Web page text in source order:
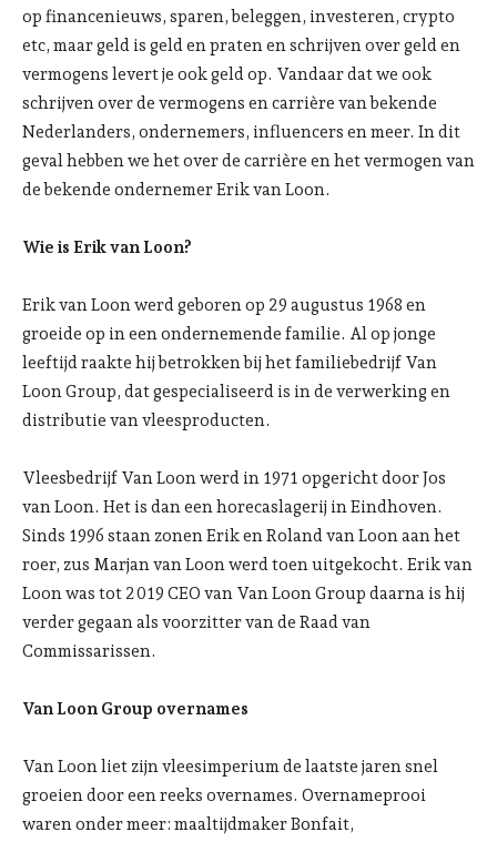
op financenieuws, sparen, beleggen, investeren, crypto
etc, maar geld is geld en praten en schrijven over geld en
vermogens levert je ook geld op. Vandaar dat we ook
schrijven over de vermogens en carrière van bekende
Nederlanders, ondernemers, influencers en meer. In dit
geval hebben we het over de carrière en het vermogen van
de bekende ondernemer Erik van Loon.
Wie is Erik van Loon?
Erik van Loon werd geboren op 29 augustus 1968 en
groeide op in een ondernemende familie. Al op jonge
leeftijd raakte hij betrokken bij het familiebedrijf Van
Loon Group, dat gespecialiseerd is in de verwerking en
distributie van vleesproducten.
Vleesbedrijf Van Loon werd in 1971 opgericht door Jos
van Loon. Het is dan een horecaslagerij in Eindhoven.
Sinds 1996 staan zonen Erik en Roland van Loon aan het
roer, zus Marjan van Loon werd toen uitgekocht. Erik van
Loon was tot 2019 CEO van Van Loon Group daarna is hij
verder gegaan als voorzitter van de Raad van
Commissarissen.
Van Loon Group overnames
Van Loon liet zijn vleesimperium de laatste jaren snel
groeien door een reeks overnames. Overnameprooi
waren onder meer: maaltijdmaker Bonfait,